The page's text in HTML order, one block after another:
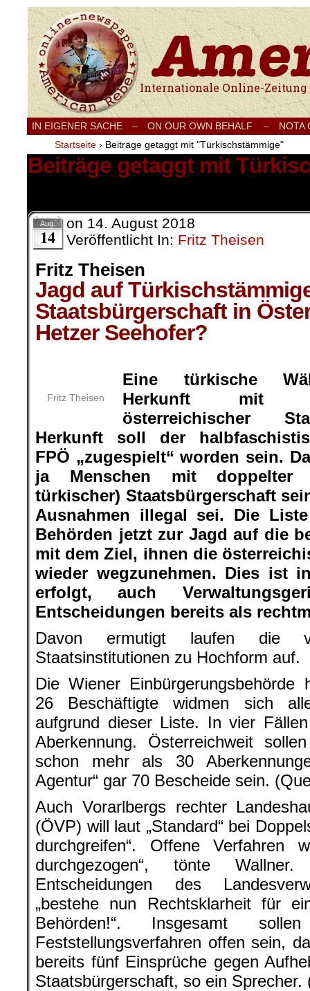
Internationale Onlinezeitung für Frieden,
IN EIGENER SACHE – ON OUR OWN BEHALF –
NOTA
Startseite › Beiträge getaggt mit "Türkischstämmige"
Beiträge getaggt mit
Aug.
14
on 14. August 2018
Veröffentlicht In: Fritz Theisen
Fritz Theisen
Jagd auf
Staatsbürgerschaft in
Hetzer Seehofer?
Fritz Theisen
Eine türkische
Herkunft mit
österreichischer
Herkunft soll der
FPÖ „zugespielt“ worden sein.
ja Menschen mit doppelter
türkischer) Staatsbürgerschaft
Ausnahmen illegal sei. Die
Behörden jetzt zur Jagd auf die
mit dem Ziel, ihnen die
wieder wegzunehmen. Dies ist
erfolgt, auch
Entscheidungen bereits als
Davon ermutigt laufen die
Staatsinstitutionen zu Hochform auf.
Die Wiener Einbürgerungsbehörde
26 Beschäftigte widmen sich
aufgrund dieser Liste. In vier
Aberkennung. Österreichweit
schon mehr als 30
Agentur“ gar 70 Bescheide sein.
Auch Vorarlbergs rechter
(ÖVP) will laut „Standard“ bei
durchgreifen“. Offene Verfahren
durchgezogen“, tönte
Entscheidungen des
„bestehe nun Rechtsklarheit für
Behörden!“. Insgesamt
Feststellungsverfahren offen sein,
bereits fünf Einsprüche gegen
Staatsbürgerschaft, so ein Sprecher.